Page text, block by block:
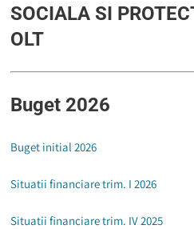
SOCIALA SI
OLT
Buget 2026
Buget initial 2026
Situatii financiare trim. I 2026
Situatii financiare trim. IV 2025